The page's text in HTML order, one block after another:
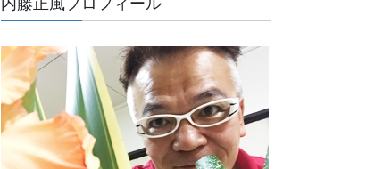
内藤正風プロフィール